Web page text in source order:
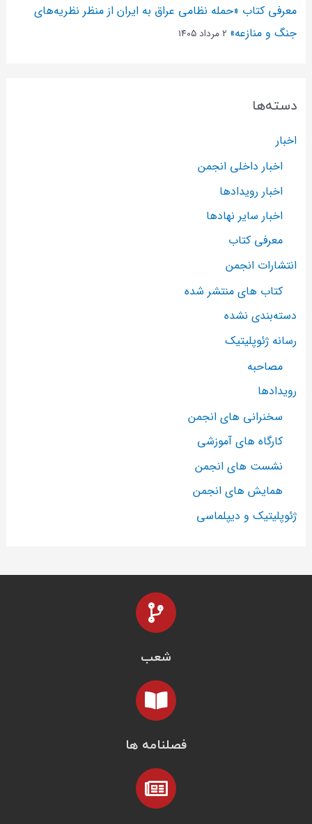
معرفی کتاب «حمله نظامی عراق به ایران از منظر نظریه‌های
جنگ و منازعه» ۲ مرداد ۱۴۰۵
دسته‌ها
اخبار
اخبار داخلی انجمن
اخبار رویدادها
اخبار سایر نهادها
معرفی کتاب
انتشارات انجمن
کتاب های منتشر شده
دسته‌بندی نشده
رسانه ژئوپلیتیک
مصاحبه
رویدادها
سخنرانی های انجمن
کارگاه های آموزشی
نشست های انجمن
همایش های انجمن
ژئوپلیتیک و دیپلماسی
شعب
فصلنامه ها